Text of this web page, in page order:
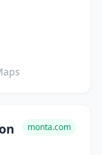
monta.com